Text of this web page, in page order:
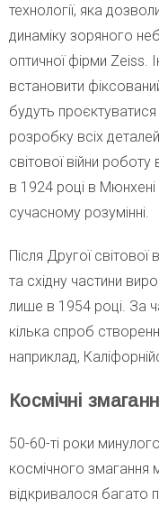
технології, яка
динаміку зоряного
оптичної фірми Zeiss.
встановити
будуть
розробку всіх
світової війни
в 1924 році в Мюнхені
сучасному розумінні.
Після Другої світової
та східну частини
лише в 1954 році. За
кілька спроб
наприклад,
Космічні
50-60-ті роки
космічного змагання
відкривалося багато